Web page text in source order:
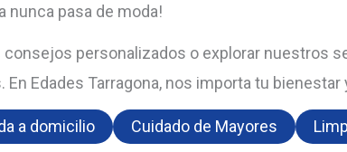
nunca pasa de moda!
personalizados o explorar nuestros
Edades Tarragona, nos importa tu
a domicilio Cuidado de Mayores